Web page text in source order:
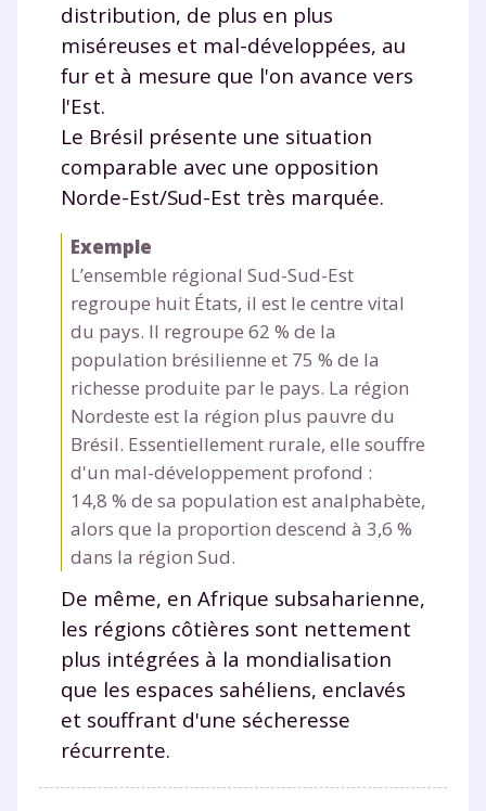
distribution, de plus en plus
miséreuses et mal-développées, au
fur et à mesure que l'on avance vers
l'Est.
Le Brésil présente une situation
comparable avec une opposition
Norde-Est/Sud-Est très marquée.
Exemple
L’ensemble régional Sud-Sud-Est
regroupe huit États, il est le centre vital
du pays. Il regroupe 62 % de la
population brésilienne et 75 % de la
richesse produite par le pays. La région
Nordeste est la région plus pauvre du
Brésil. Essentiellement rurale, elle souffre
d'un mal-développement profond :
14,8 % de sa population est analphabète,
alors que la proportion descend à 3,6 %
dans la région Sud.
De même, en Afrique subsaharienne,
les régions côtières sont nettement
plus intégrées à la mondialisation
que les espaces sahéliens, enclavés
et souffrant d'une sécheresse
récurrente.